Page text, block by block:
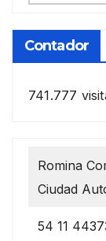
anteriores
Contador
741.777
Romina
Ciudad
54 11